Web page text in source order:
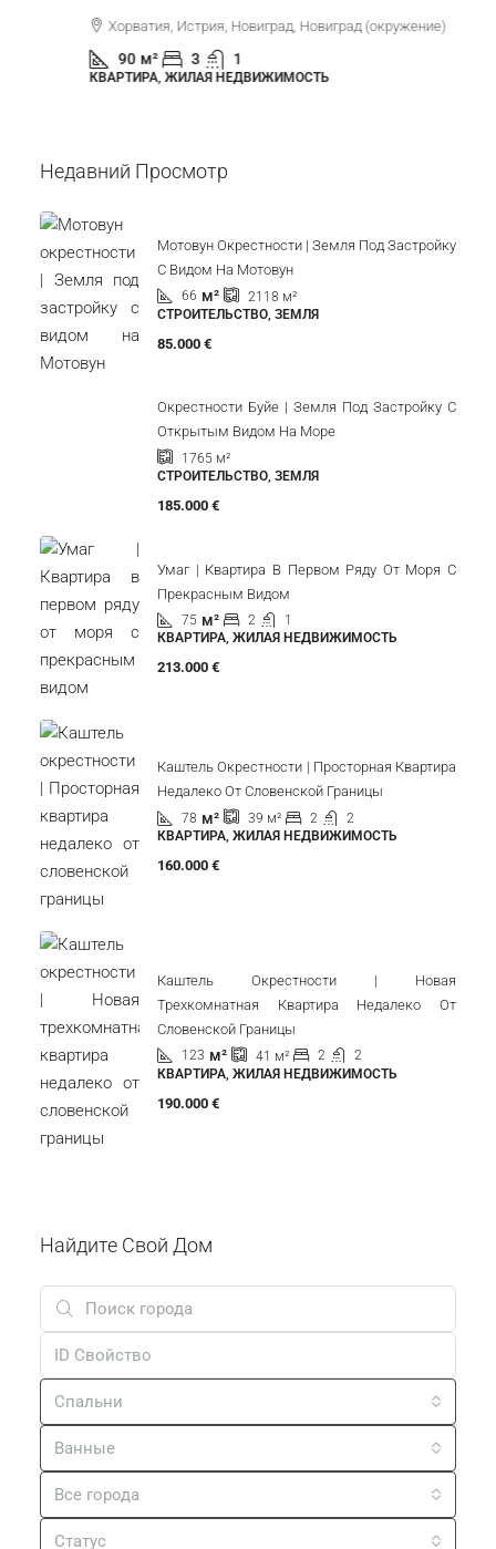
Хорватия, Истрия, Новиград, Новиград (окружение)
м² 3 1
КВАРТИРА, ЖИЛАЯ НЕДВИЖИМОСТЬ
Недавний Просмотр
Мотовун Окрестности | Земля Под Застройку
С Видом На Мотовун
66 м² 2118м²
СТРОИТЕЛЬСТВО, ЗЕМЛЯ
Окрестности Буйе | Земля Под Застройку С
Открытым Видом На Море
1765м²
Умаг | Квартира В Первом Ряду От Моря С
Прекрасным Видом
75 м² 2
1
Каштель Окрестности | Просторная Квартира
Недалеко От Словенской Границы
78 м² 39м² 2
2
Каштель Окрестности | Новая
Трехкомнатная Квартира Недалеко От
Словенской Границы
123 м² 41м² 2
2
КВАРТИРА, ЖИЛАЯ НЕДВИЖИМОСТЬ
Найдите Свой Дом
Спальни
Ванные
Все города